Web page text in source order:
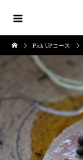
Pick UPコース